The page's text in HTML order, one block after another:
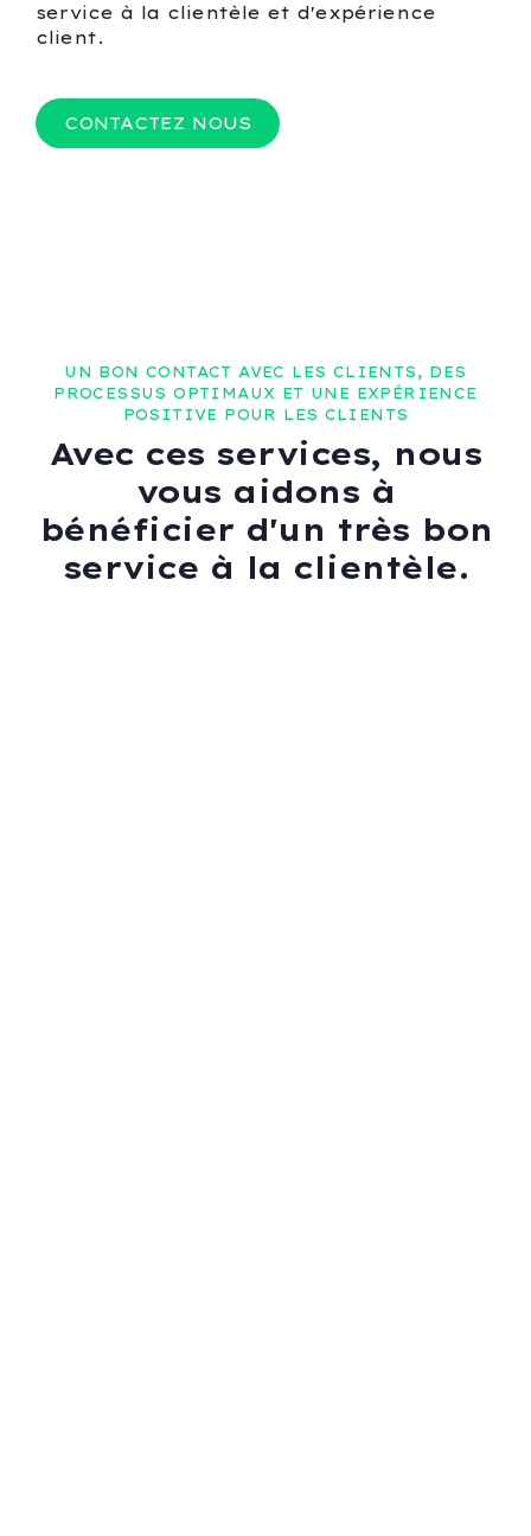
service à la clientèle et d'expérience
client.
CONTACTEZ NOUS
UN BON CONTACT AVEC LES CLIENTS, DES
PROCESSUS OPTIMAUX ET UNE EXPÉRIENCE
POSITIVE POUR LES CLIENTS
Avec ces services, nous
vous aidons à
bénéficier d'un très bon
service à la clientèle.